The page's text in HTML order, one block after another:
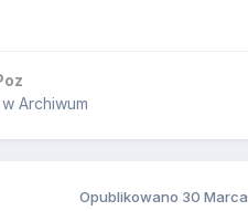
w Archiwum
Opublikowano 30